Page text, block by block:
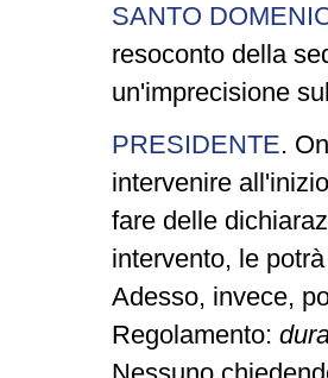
SANTO
resoconto della
un'imprecisione
PRESIDENTE.
intervenire
fare delle
intervento, le
Adesso, invece,
Regolamento: